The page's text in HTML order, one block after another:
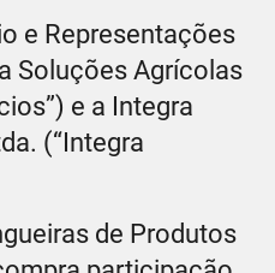
e Representações
Soluções Agrícolas
e a Integra
(“Integra
de Produtos